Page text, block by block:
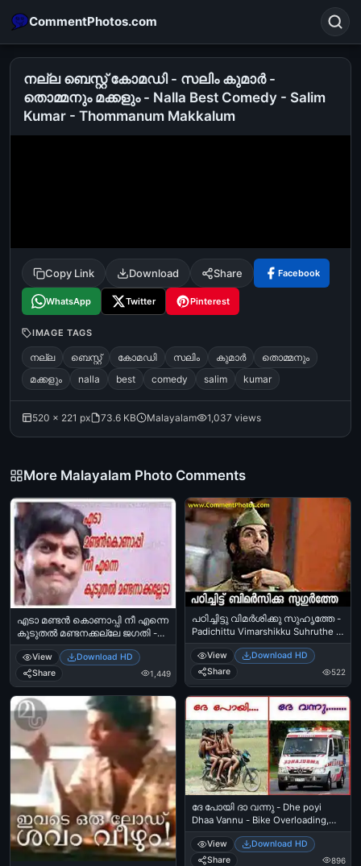
CommentPhotos.com
നല്ല ബെസ്റ്റ് കോമഡി - സലിം കുമാര്‍ -
തൊമ്മനും മക്കളും - Nalla Best Comedy - Salim
Kumar - Thommanum Makkalum
Copy Link Download Share Facebook
WhatsApp Twitter Pinterest
IMAGE TAGS
നല്ല ബെസ്റ്റ് കോമഡി സലിം കുമാര്‍
തൊമ്മനും
മക്കളും
nalla best comedy salim kumar
520 × 221 px 73.6 KB Malayalam 1,037 views
More Malayalam Photo Comments
എടാ മണ്ടൻ കൊണാപ്പി നീ എന്നെ
കൂടുതൽ മണ്ടനക്കല്ലേ ജഗതി -
Eda mandan konappi nee enne
kooduthal mandanakkalle
View
Download HD
Share
1,449
പഠിച്ചിട്ടു വിമര്‍ശിക്കു സുഹൃത്തേ -
Padichittu Vimarshikku Suhruthe -
Suhurthe - Beard Guy Warning
View
Download HD
Share
522
ദേ പോയി ദാ വന്നു - Dhe poyi
Dhaa Vannu - Bike Overloading,
Accident, Ambulance
View
Download HD
Share
896